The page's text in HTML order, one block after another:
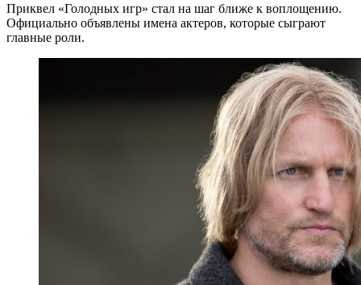
Приквел «Голодных игр» стал на шаг ближе к воплощению.
Официально объявлены имена актеров, которые сыграют
главные роли.